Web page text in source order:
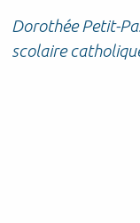
Dorothée Petit-
scolaire